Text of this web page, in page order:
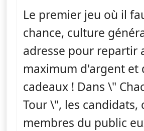
Le premier jeu où il
chance, culture
adresse pour repartir
maximum d'argent et
cadeaux ! Dans \"
Tour \", les candidats,
membres du public